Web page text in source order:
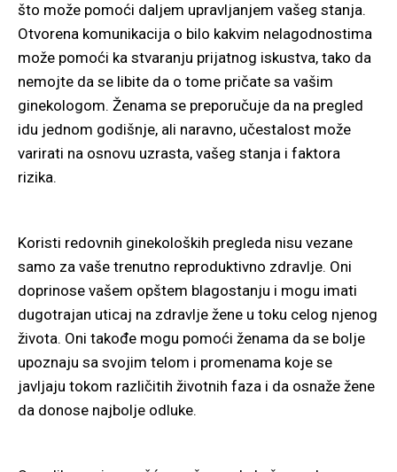
što može pomoći daljem upravljanjem vašeg stanja.
Otvorena komunikacija o bilo kakvim nelagodnostima
može pomoći ka stvaranju prijatnog iskustva, tako da
nemojte da se libite da o tome pričate sa vašim
ginekologom. Ženama se preporučuje da na pregled
idu jednom godišnje, ali naravno, učestalost može
varirati na osnovu uzrasta, vašeg stanja i faktora
rizika.
Koristi redovnih ginekoloških pregleda nisu vezane
samo za vaše trenutno reproduktivno zdravlje. Oni
doprinose vašem opštem blagostanju i mogu imati
dugotrajan uticaj na zdravlje žene u toku celog njenog
života. Oni takođe mogu pomoći ženama da se bolje
upoznaju sa svojim telom i promenama koje se
javljaju tokom različitih životnih faza i da osnaže žene
da donose najbolje odluke.